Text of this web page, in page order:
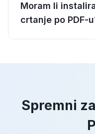
Moram li
crtanje po PDF-
Spremni